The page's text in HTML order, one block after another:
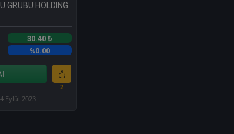
GRUBU HOLDING
30.40 ₺
%0.00
2
Eylül 2023